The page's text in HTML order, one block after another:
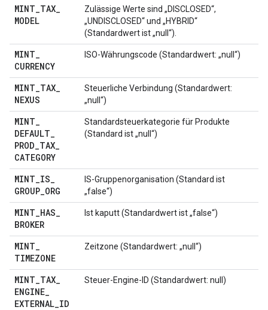
MINT TAX
MODEL
Zulässige Werte sind „DISCLOSED“,
„UNDISCLOSED“ und „HYBRID“
(Standardwert ist „null“).
MINT
CURRENCY
ISO-Währungscode (Standardwert: „null“)
MINT TAX
NEXUS
Steuerliche Verbindung (Standardwert:
„null“)
MINT
DEFAULT
PROD TAX
CATEGORY
Standardsteuerkategorie für Produkte
(Standard ist „null“)
MINT IS
GROUP ORG
IS-Gruppenorganisation (Standard ist
„false“)
MINT HAS
BROKER
Ist kaputt (Standardwert ist „false“)
MINT
TIMEZONE
Zeitzone (Standardwert: „null“)
MINT TAX
ENGINE
EXTERNAL ID
Steuer-Engine-ID (Standardwert: null)